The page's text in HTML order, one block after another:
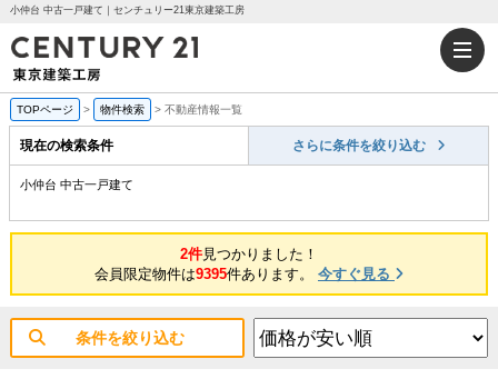
小仲台 中古一戸建て｜センチュリー21東京建築工房
TOPページ > 物件検索 > 不動産情報一覧
現在の検索条件 さらに条件を絞り込む
小仲台 中古一戸建て
2件見つかりました！
会員限定物件は9395件あります。 今すぐ見る
条件を絞り込む